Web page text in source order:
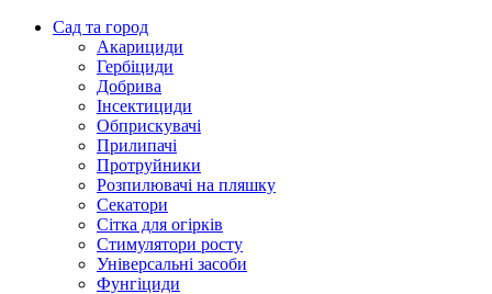
Сад та город
Акарициди
Гербіциди
Добрива
Інсектициди
Обприскувачі
Прилипачі
Протруйники
Розпилювачі на пляшку
Секатори
Сітка для огірків
Стимулятори росту
Універсальні засоби
Фунгіциди